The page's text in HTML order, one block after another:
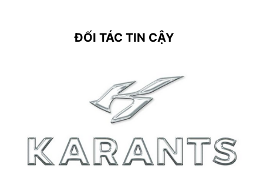
ĐỐI TÁC TIN CẬY